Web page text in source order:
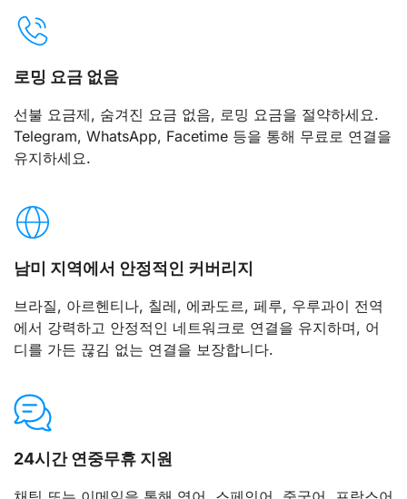
로밍 요금 없음
선불 요금제, 숨겨진 요금 없음, 로밍 요금을 절약하세요.
Telegram, WhatsApp, Facetime 등을 통해 무료로 연결을
유지하세요.
남미 지역에서 안정적인 커버리지
브라질, 아르헨티나, 칠레, 에콰도르, 페루, 우루과이 전역
에서 강력하고 안정적인 네트워크로 연결을 유지하며, 어
디를 가든 끊김 없는 연결을 보장합니다.
24시간 연중무휴 지원